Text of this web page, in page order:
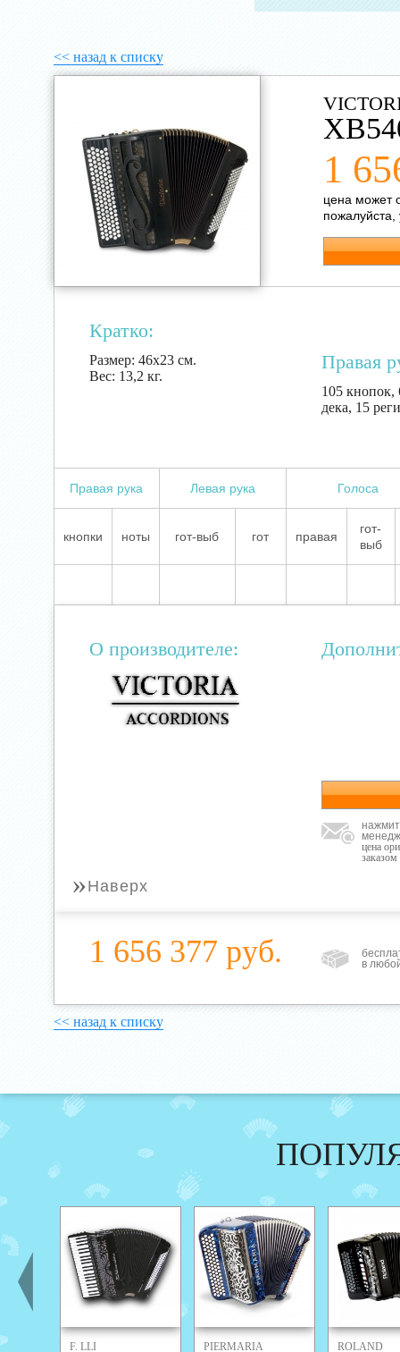
<< назад к списку
1
цена может
пожалуйста,
Кратко:
Размер: 46х23 см.
Вес: 13,2 кг.
Правая
105 кнопок,
дека, 15
Правая рука Левая рука Голоса
кнопки ноты гот-выб гот правая
гот-
выб
О производителе:
цена
заказом
» Наверх
1 656 377 руб.
в
<< назад к списку
F. LLI PIERMARIA ROLAND